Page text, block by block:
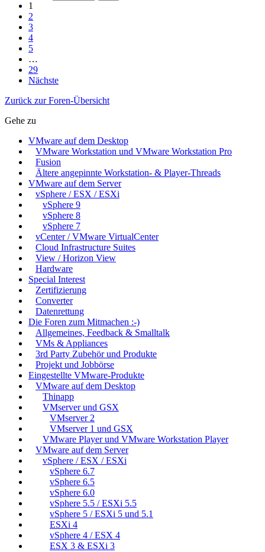
1
2
3
4
5
…
29
Nächste
Zurück zur Foren-Übersicht
Gehe zu
VMware auf dem Desktop
VMware Workstation und VMware Workstation Pro
Fusion
Ältere angepinnte Workstation- & Player-Threads
VMware auf dem Server
vSphere / ESX / ESXi
vSphere 9
vSphere 8
vSphere 7
vCenter / VMware VirtualCenter
Cloud Infrastructure Suites
View / Horizon View
Hardware
Special Interest
Zertifizierung
Converter
Datenrettung
Die Foren zum Mitmachen :-)
Allgemeines, Feedback & Smalltalk
VMs & Appliances
3rd Party Zubehör und Produkte
Projekt und Jobbörse
Eingestellte VMware-Produkte
VMware auf dem Desktop
Thinapp
VMserver und GSX
VMserver 2
VMserver 1 und GSX
VMware Player und VMware Workstation Player
VMware auf dem Server
vSphere / ESX / ESXi
vSphere 6.7
vSphere 6.5
vSphere 6.0
vSphere 5.5 / ESXi 5.5
vSphere 5 / ESXi 5 und 5.1
ESXi 4
vSphere 4 / ESX 4
ESX 3 & ESXi 3